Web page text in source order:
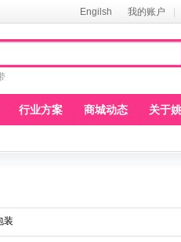
Engilsh 我的账户
行业方案 商城动态 关于
装